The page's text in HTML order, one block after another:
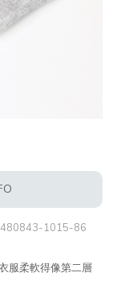
480843-1015-86
服柔軟得像第二層